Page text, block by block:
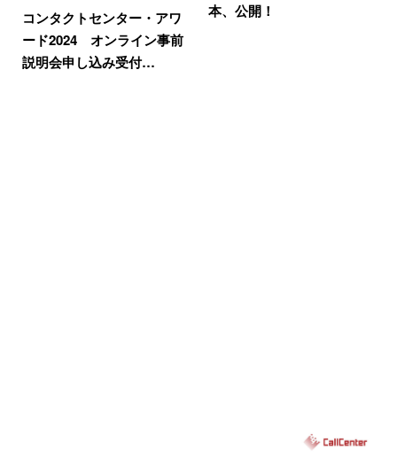
コンタクトセンター・アワ
ード2024 オンライン事前
説明会申し込み受付…
本、公開！